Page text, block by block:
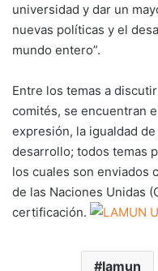
universidad y dar un
nuevas políticas y el
mundo entero”.
Entre los temas a
comités, se encuentran
expresión, la igualdad
desarrollo; todos temas
los cuales son enviados
de las Naciones Unidas
certificación.
lamun